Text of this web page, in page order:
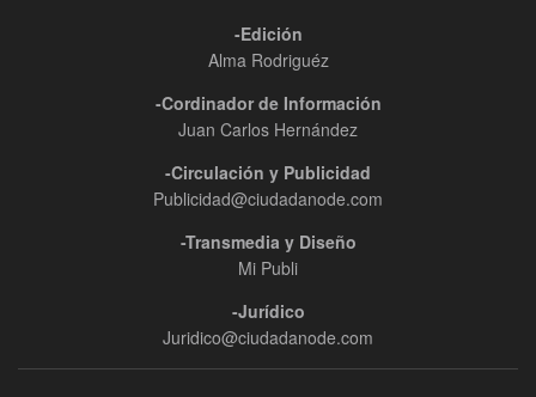
-Edición
Alma Rodriguéz
-Cordinador de Información
Juan Carlos Hernández
-Circulación y Publicidad
Publicidad@ciudadanode.com
-Transmedia y Diseño
Mi Publi
-Jurídico
Juridico@ciudadanode.com